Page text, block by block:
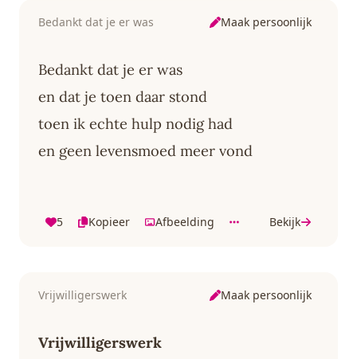
Bedankt dat je er was Maak persoonlijk
Bedankt dat je er was
en dat je toen daar stond
toen ik echte hulp nodig had
en geen levensmoed meer vond
5 Kopieer Afbeelding Bekijk
Vrijwilligerswerk Maak persoonlijk
Vrijwilligerswerk